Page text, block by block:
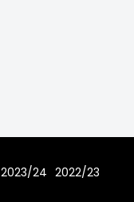
2023/24 2022/23